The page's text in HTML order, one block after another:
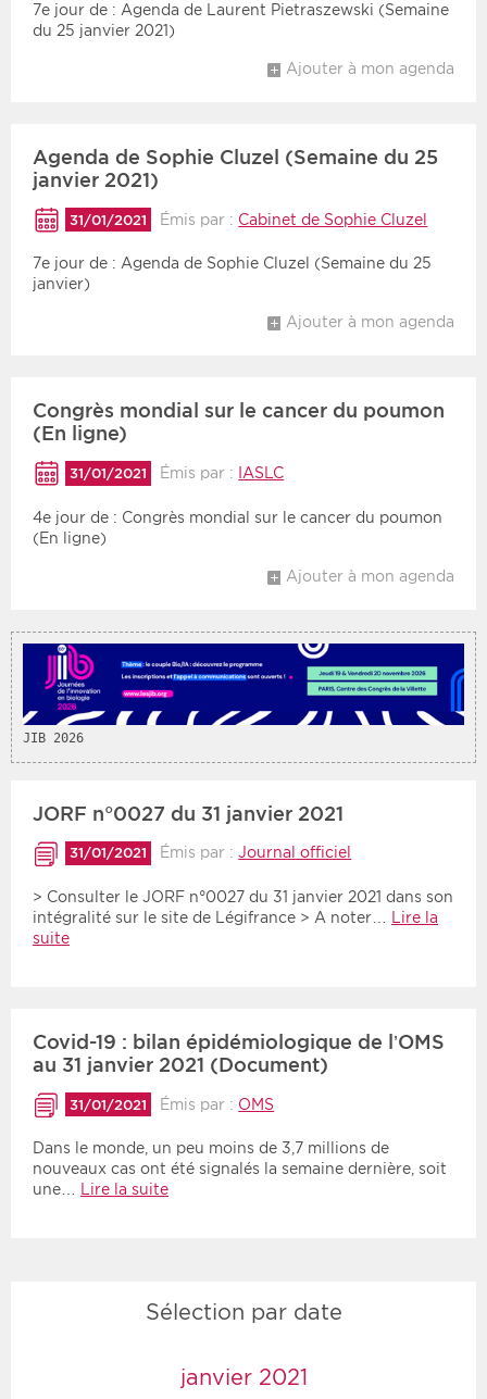
Choisir une date de débutChoisir une date de fin
Inversé
7e jour de : Agenda de Laurent Pietraszewski (Semaine
du 25 janvier 2021)
Ajouter à mon agenda
Agenda de Sophie Cluzel (Semaine du 25
janvier 2021)
31/01/2021 Émis par : Cabinet de Sophie Cluzel
7e jour de : Agenda de Sophie Cluzel (Semaine du 25
janvier)
Ajouter à mon agenda
Congrès mondial sur le cancer du poumon
(En ligne)
31/01/2021 Émis par : IASLC
4e jour de : Congrès mondial sur le cancer du poumon
(En ligne)
Ajouter à mon agenda
JIB 2026
JORF n°0027 du 31 janvier 2021
31/01/2021 Émis par :Journal officiel
> Consulter le JORF n°0027 du 31 janvier 2021 dans son
intégralité sur le site de Légifrance > A noter…
Lire la
suite
Covid-19 : bilan épidémiologique de l’OMS
au 31 janvier 2021 (Document)
31/01/2021 Émis par : OMS
Dans le monde, un peu moins de 3,7 millions de
nouveaux cas ont été signalés la semaine dernière, soit
une… Lire la suite
Sélection par date
janvier 2021